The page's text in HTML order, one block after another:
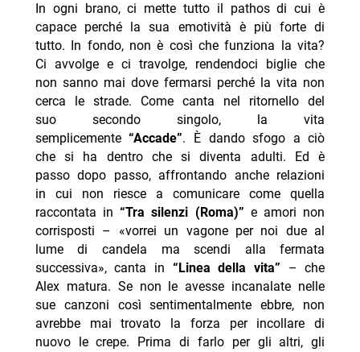
In ogni brano, ci mette tutto il pathos di cui è
capace perché la sua emotività è più forte di
tutto. In fondo, non è così che funziona la vita?
Ci avvolge e ci travolge, rendendoci biglie che
non sanno mai dove fermarsi perché la vita non
cerca le strade. Come canta nel ritornello del
suo secondo singolo, la vita
semplicemente“Accade”. È dando sfogo a ciò
che si ha dentro che si diventa adulti. Ed è
passo dopo passo, affrontando anche relazioni
in cui non riesce a comunicare come quella
raccontata in“Tra silenzi (Roma)” e amori non
corrisposti – «vorrei un vagone per noi due al
lume di candela ma scendi alla fermata
successiva», canta in “Linea della vita” – che
Alex matura. Se non le avesse incanalate nelle
sue canzoni così sentimentalmente ebbre, non
avrebbe mai trovato la forza per incollare di
nuovo le crepe. Prima di farlo per gli altri, gli